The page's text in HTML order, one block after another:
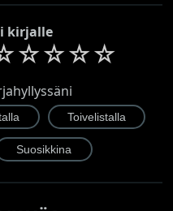
kirjalle
☆☆☆☆